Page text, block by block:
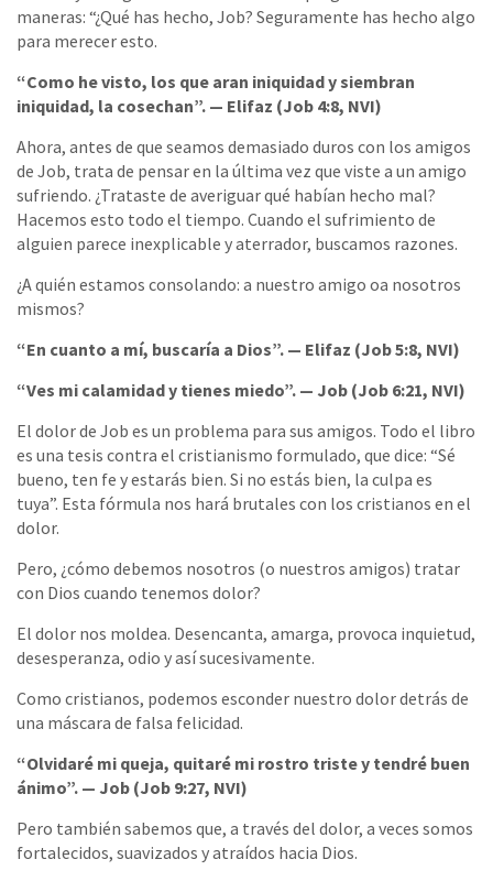
maneras: “¿Qué has hecho, Job? Seguramente has hecho algo
para merecer esto.
“Como he visto, los que aran iniquidad y siembran
iniquidad, la cosechan”. — Elifaz (Job 4:8, NVI)
Ahora, antes de que seamos demasiado duros con los amigos
de Job, trata de pensar en la última vez que viste a un amigo
sufriendo. ¿Trataste de averiguar qué habían hecho mal?
Hacemos esto todo el tiempo. Cuando el sufrimiento de
alguien parece inexplicable y aterrador, buscamos razones.
¿A quién estamos consolando: a nuestro amigo oa nosotros
mismos?
“En cuanto a mí, buscaría a Dios”. — Elifaz (Job 5:8, NVI)
“Ves mi calamidad y tienes miedo”. — Job (Job 6:21, NVI)
El dolor de Job es un problema para sus amigos. Todo el libro
es una tesis contra el cristianismo formulado, que dice: “Sé
bueno, ten fe y estarás bien. Si no estás bien, la culpa es
tuya”. Esta fórmula nos hará brutales con los cristianos en el
dolor.
Pero, ¿cómo debemos nosotros (o nuestros amigos) tratar
con Dios cuando tenemos dolor?
El dolor nos moldea. Desencanta, amarga, provoca inquietud,
desesperanza, odio y así sucesivamente.
Como cristianos, podemos esconder nuestro dolor detrás de
una máscara de falsa felicidad.
“Olvidaré mi queja, quitaré mi rostro triste y tendré buen
ánimo”. — Job (Job 9:27, NVI)
Pero también sabemos que, a través del dolor, a veces somos
fortalecidos, suavizados y atraídos hacia Dios.